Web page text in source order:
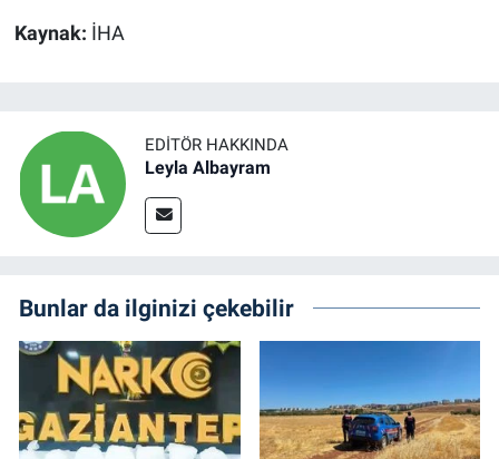
Kaynak: İHA
EDITÖR HAKKINDA
Leyla Albayram
Bunlar da ilginizi çekebilir